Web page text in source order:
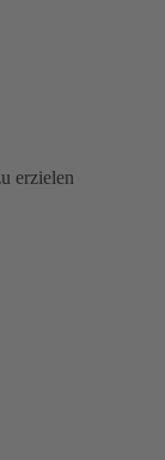
erzielen